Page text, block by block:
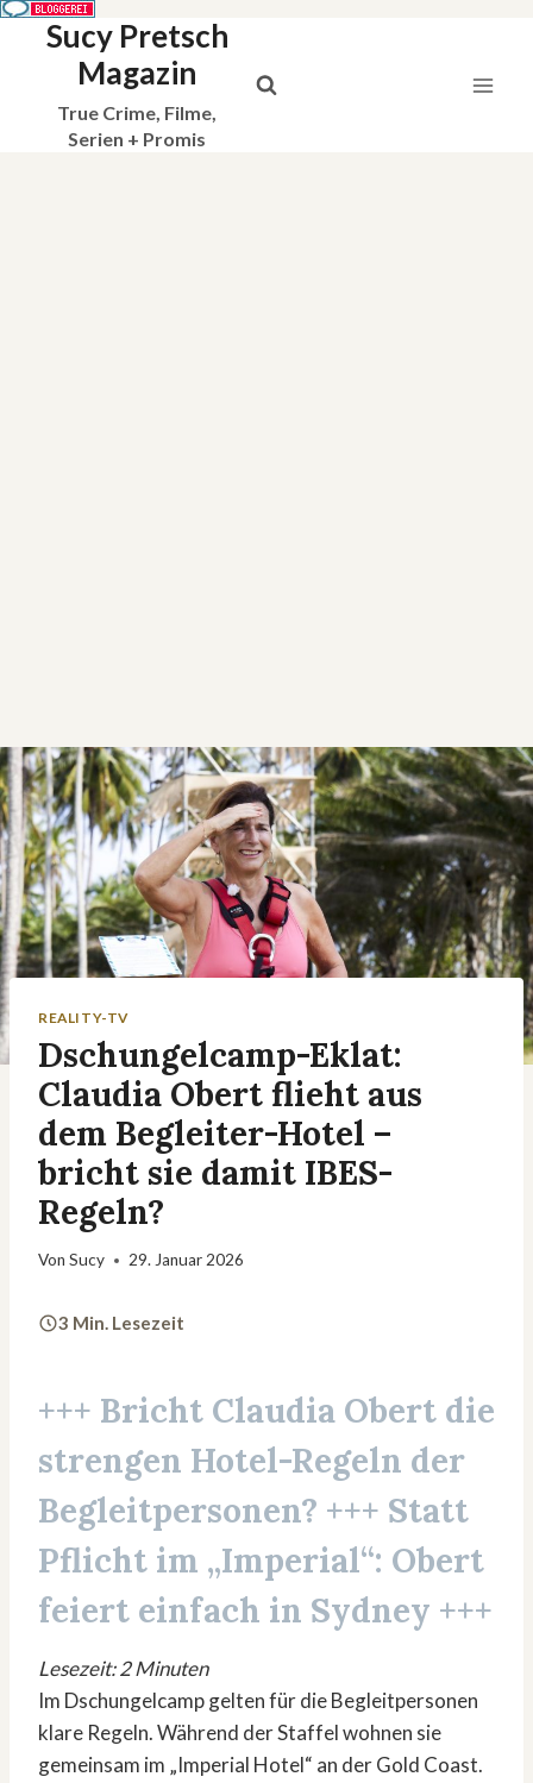
Sucy Pretsch
Magazin
True Crime, Filme,
Serien + Promis
REALITY-TV
Dschungelcamp-Eklat:
Claudia Obert flieht aus
dem Begleiter-Hotel –
bricht sie damit IBES-
Regeln?
Von Sucy 29. Januar 2026
3 Min. Lesezeit
+++ Bricht Claudia Obert die
strengen Hotel-Regeln der
Begleitpersonen? +++ Statt
Pflicht im „Imperial“: Obert
feiert einfach in Sydney +++
Lesezeit: 2 Minuten
Im Dschungelcamp gelten für die Begleitpersonen
klare Regeln. Während der Staffel wohnen sie
gemeinsam im „Imperial Hotel“ an der Gold Coast.